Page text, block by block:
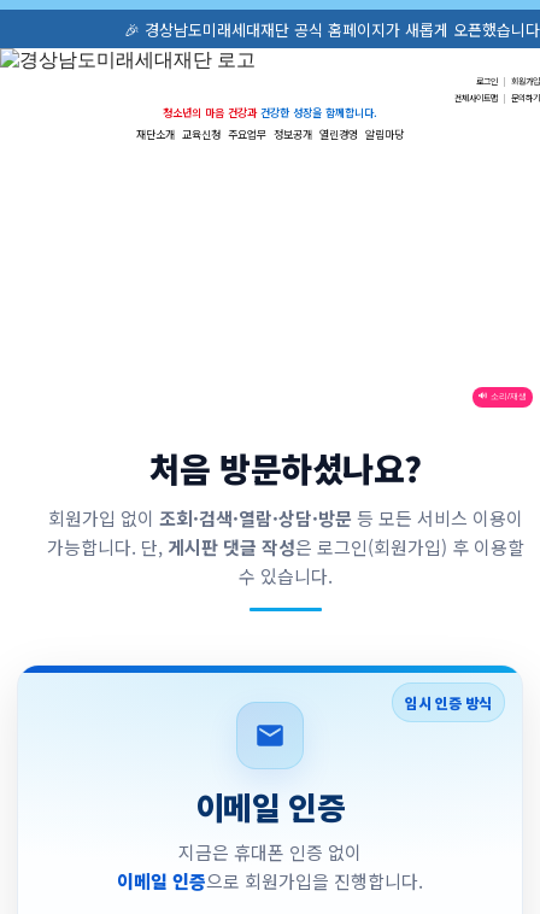
🎉 경상남도미래세대재단 공식 홈페이지가 새롭게 오픈했습니다
로그인 | 회원가입
전체사이트맵 | 문의하기
청소년의 마음 건강과 건강한 성장을 함께합니다.
재단소개 교육신청 주요업무 정보공개 열린경영 알림마당
🔊 소리/재생
처음 방문하셨나요?
회원가입 없이 조회·검색·열람·상담·방문 등 모든 서비스 이용이
가능합니다. 단, 게시판 댓글 작성은 로그인(회원가입) 후 이용할
수 있습니다.
임시 인증 방식
이메일 인증
지금은 휴대폰 인증 없이
이메일 인증으로 회원가입을 진행합니다.